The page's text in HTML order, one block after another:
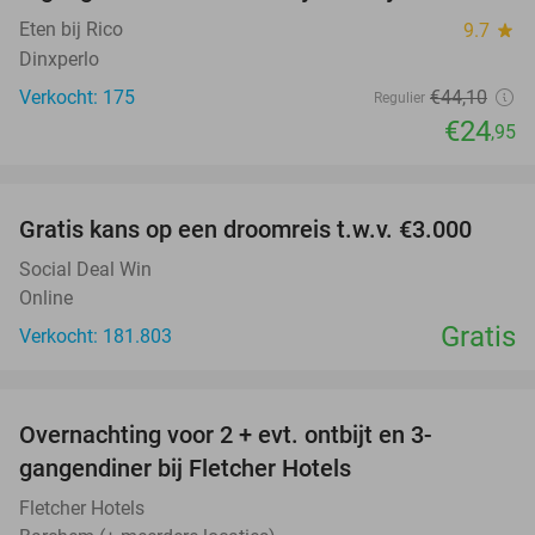
Eten bij Rico 9.7 star
Dinxperlo
Verkocht: 175
Regulier €44,10
€24,95
Gratis kans op een droomreis t.w.v. €3.000
Social Deal Win
Online
Verkocht: 181.803
Gratis
Overnachting voor 2 + evt. ontbijt en 3-
gangendiner bij Fletcher Hotels
Fletcher Hotels